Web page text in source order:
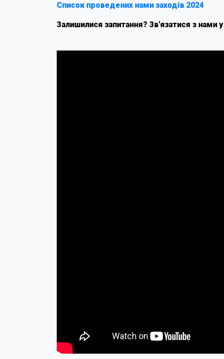
Список проведених нами заходів 2024
Залишилися запитання? Зв'язатися з нами у